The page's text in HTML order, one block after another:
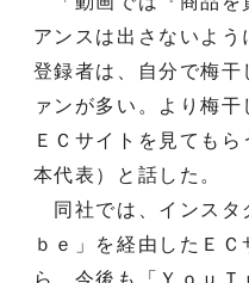
アンスは出さないよ
登録者は、自分で梅干
ァンが多い。より梅
ＥＣサイトを見ても
本代表）と話した。
同社では、インスタ
ｂｅ」を経由したＥ
ら、今後も「Ｙｏｕ